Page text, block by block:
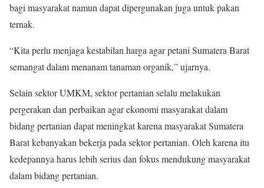
bagi masyarakat namun dapat dipergunakan juga untuk pakan
ternak.
“Kita perlu menjaga kestabilan harga agar petani Sumatera Barat
semangat dalam menanam tanaman organik,” ujarnya.
Selain sektor UMKM, sektor pertanian selalu melakukan
pergerakan dan perbaikan agar ekonomi masyarakat dalam
bidang pertanian dapat meningkat karena masyarakat Sumatera
Barat kebanyakan bekerja pada sektor pertanian. Oleh karena itu
kedepannya harus lebih serius dan fokus mendukung masyarakat
dalam bidang pertanian.